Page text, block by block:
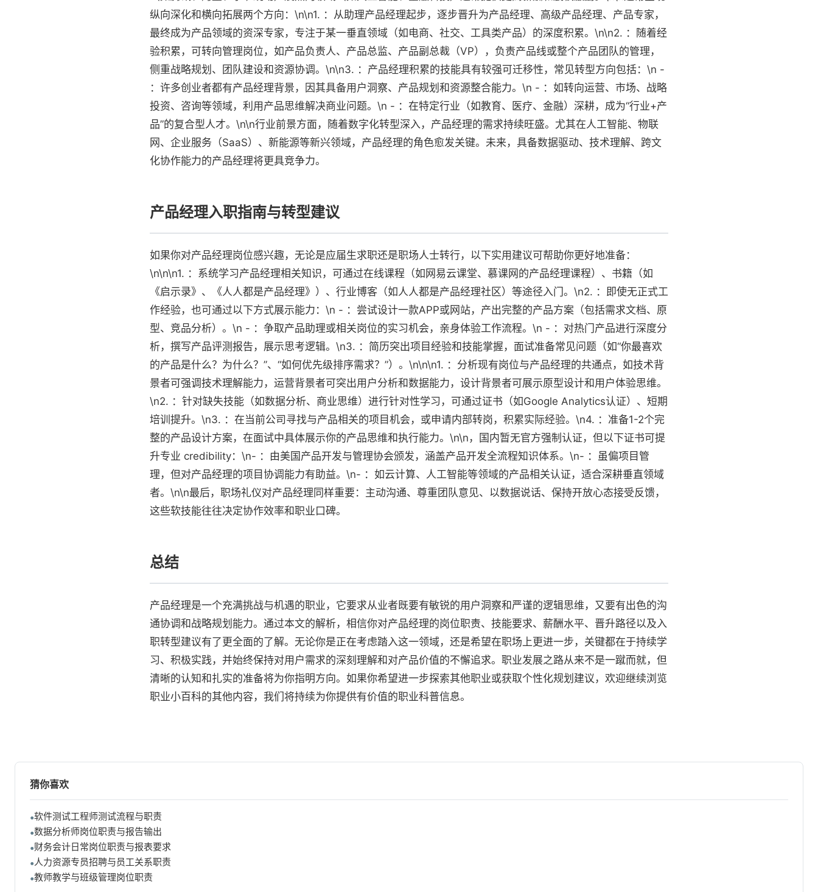
纵向深化和横向拓展两个方向：\n\n1. ：从助理产品经理起步，逐步晋升为产品经理、高级产品经理、产品专家，
最终成为产品领域的资深专家，专注于某一垂直领域（如电商、社交、工具类产品）的深度积累。\n\n2. ：随着经
验积累，可转向管理岗位，如产品负责人、产品总监、产品副总裁（VP），负责产品线或整个产品团队的管理，
侧重战略规划、团队建设和资源协调。\n\n3. ：产品经理积累的技能具有较强可迁移性，常见转型方向包括：\n -
：许多创业者都有产品经理背景，因其具备用户洞察、产品规划和资源整合能力。\n - ：如转向运营、市场、战略
投资、咨询等领域，利用产品思维解决商业问题。\n - ：在特定行业（如教育、医疗、金融）深耕，成为“行业+产
品”的复合型人才。\n\n行业前景方面，随着数字化转型深入，产品经理的需求持续旺盛。尤其在人工智能、物联
网、企业服务（SaaS）、新能源等新兴领域，产品经理的角色愈发关键。未来，具备数据驱动、技术理解、跨文
化协作能力的产品经理将更具竞争力。
产品经理入职指南与转型建议
如果你对产品经理岗位感兴趣，无论是应届生求职还是职场人士转行，以下实用建议可帮助你更好地准备：
\n\n\n1. ：系统学习产品经理相关知识，可通过在线课程（如网易云课堂、慕课网的产品经理课程）、书籍（如
《启示录》、《人人都是产品经理》）、行业博客（如人人都是产品经理社区）等途径入门。\n2. ：即使无正式工
作经验，也可通过以下方式展示能力：\n - ：尝试设计一款APP或网站，产出完整的产品方案（包括需求文档、原
型、竞品分析）。\n - ：争取产品助理或相关岗位的实习机会，亲身体验工作流程。\n - ：对热门产品进行深度分
析，撰写产品评测报告，展示思考逻辑。\n3. ：简历突出项目经验和技能掌握，面试准备常见问题（如“你最喜欢
的产品是什么？为什么？”、“如何优先级排序需求？”）。\n\n\n1. ：分析现有岗位与产品经理的共通点，如技术背
景者可强调技术理解能力，运营背景者可突出用户分析和数据能力，设计背景者可展示原型设计和用户体验思维。
\n2. ：针对缺失技能（如数据分析、商业思维）进行针对性学习，可通过证书（如Google Analytics认证）、短期
培训提升。\n3. ：在当前公司寻找与产品相关的项目机会，或申请内部转岗，积累实际经验。\n4. ：准备1-2个完
整的产品设计方案，在面试中具体展示你的产品思维和执行能力。\n\n，国内暂无官方强制认证，但以下证书可提
升专业 credibility：\n- ：由美国产品开发与管理协会颁发，涵盖产品开发全流程知识体系。\n- ：虽偏项目管
理，但对产品经理的项目协调能力有助益。\n- ：如云计算、人工智能等领域的产品相关认证，适合深耕垂直领域
者。\n\n最后，职场礼仪对产品经理同样重要：主动沟通、尊重团队意见、以数据说话、保持开放心态接受反馈，
这些软技能往往决定协作效率和职业口碑。
总结
产品经理是一个充满挑战与机遇的职业，它要求从业者既要有敏锐的用户洞察和严谨的逻辑思维，又要有出色的沟
通协调和战略规划能力。通过本文的解析，相信你对产品经理的岗位职责、技能要求、薪酬水平、晋升路径以及入
职转型建议有了更全面的了解。无论你是正在考虑踏入这一领域，还是希望在职场上更进一步，关键都在于持续学
习、积极实践，并始终保持对用户需求的深刻理解和对产品价值的不懈追求。职业发展之路从来不是一蹴而就，但
清晰的认知和扎实的准备将为你指明方向。如果你希望进一步探索其他职业或获取个性化规划建议，欢迎继续浏览
职业小百科的其他内容，我们将持续为你提供有价值的职业科普信息。
猜你喜欢
软件测试工程师测试流程与职责
数据分析师岗位职责与报告输出
财务会计日常岗位职责与报表要求
人力资源专员招聘与员工关系职责
教师教学与班级管理岗位职责